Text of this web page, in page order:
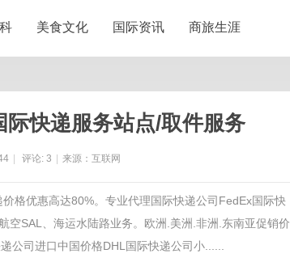
美食文化 国际资讯 商旅生涯
快递服务站点/取件服务
评论: 3 来源：互联网
格优惠高达80%。专业代理国际快递公司FedEx国际快
空SAL、海运水陆路业务。欧洲.美洲.非洲.东南亚促销价
公司进口中国价格DHL国际快递公司小......